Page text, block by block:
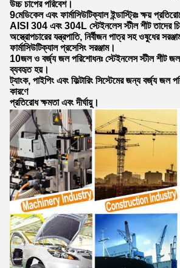
উচ্চ চাপের পরিবেশ।
9মেডিকেল এবং ফার্মাসিউটিক্যাল ইন্ডাস্ট্রিঃ ক্ষয়
AISI 304 এবং 304L স্টেইনলেস স্টীল শীট তাদের
অস্ত্রোপচারের যন্ত্রপাতি, নির্বীজন পাত্র সহ ওষুধের
ফার্মাসিউটিক্যাল প্রসেসিং সরঞ্জাম।
10জল ও বর্জ্য জল পরিশোধনঃ স্টেইনলেস স্টীল শীট
ব্যবহৃত হয়।
ট্যাংক, পাইপিং এবং ফিল্টারিং সিস্টেমের জন্য বর্জ্য জল
কারণে
প্রতিরোধ ক্ষমতা এবং দীর্ঘায়ু।